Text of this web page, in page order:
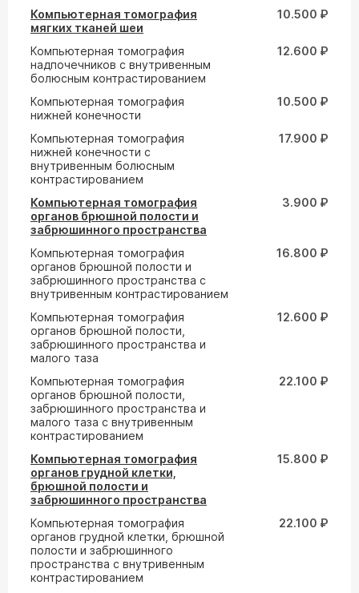
Компьютерная томография
мягких тканей шеи
10.500 ₽
Компьютерная томография
надпочечников с внутривенным
болюсным контрастированием
12.600 ₽
Компьютерная томография
нижней конечности
10.500 ₽
Компьютерная томография
нижней конечности с
внутривенным болюсным
контрастированием
17.900 ₽
Компьютерная томография
органов брюшной полости и
забрюшинного пространства
3.900 ₽
Компьютерная томография
органов брюшной полости и
забрюшинного пространства с
внутривенным контрастированием
16.800 ₽
Компьютерная томография
органов брюшной полости,
забрюшинного пространства и
малого таза
12.600 ₽
Компьютерная томография
органов брюшной полости,
забрюшинного пространства и
малого таза с внутривенным
контрастированием
22.100 ₽
Компьютерная томография
органов грудной клетки,
брюшной полости и
забрюшинного пространства
15.800 ₽
Компьютерная томография
органов грудной клетки, брюшной
полости и забрюшинного
пространства с внутривенным
контрастированием
22.100 ₽